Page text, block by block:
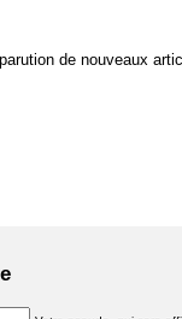
de nouveaux